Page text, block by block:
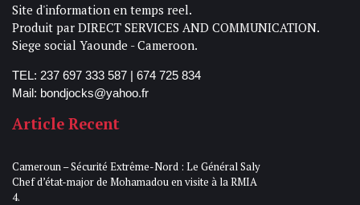
Site d'information en temps reel.
Produit par DIRECT SERVICES AND COMMUNICATION.
Siege social Yaounde - Cameroon.
TEL: 237 697 333 587 | 674 725 834
Mail: bondjocks@yahoo.fr
Article Recent
Cameroun – Sécurité Extrême-Nord : Le Général Saly
Chef d’état-major de Mohamadou en visite à la RMIA
4.